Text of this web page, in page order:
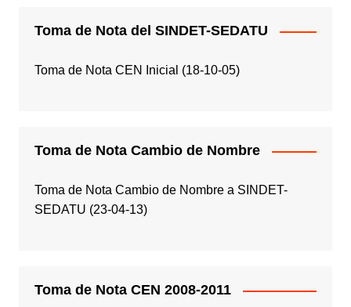
Toma de Nota del SINDET-SEDATU
Toma de Nota CEN Inicial (18-10-05)
Toma de Nota Cambio de Nombre
Toma de Nota Cambio de Nombre a SINDET-
SEDATU (23-04-13)
Toma de Nota CEN 2008-2011